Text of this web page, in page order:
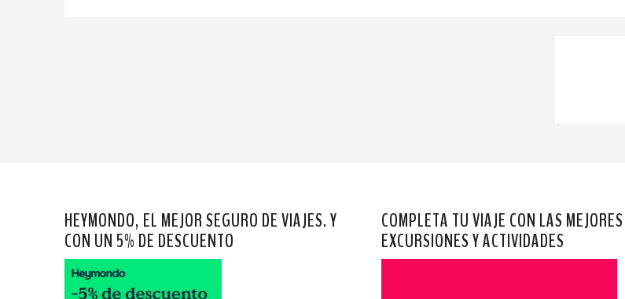
HEYMONDO, EL MEJOR SEGURO DE VIAJES. Y
CON UN 5% DE DESCUENTO
COMPLETA TU VIAJE CON LAS MEJORES
EXCURSIONES Y ACTIVIDADES